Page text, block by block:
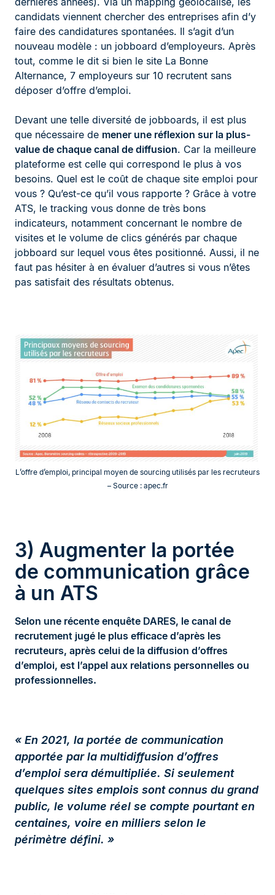
candidats viennent chercher des entreprises afin d’y
faire des candidatures spontanées. Il s’agit d’un
nouveau modèle : un jobboard d’employeurs. Après
tout, comme le dit si bien le site La Bonne
Alternance, 7 employeurs sur 10 recrutent sans
déposer d’offre d’emploi.
Devant une telle diversité de jobboards, il est plus
que nécessaire de mener une réflexion sur la plus-
value de chaque canal de diffusion. Car la meilleure
plateforme est celle qui correspond le plus à vos
besoins. Quel est le coût de chaque site emploi pour
vous ? Qu’est-ce qu’il vous rapporte ? Grâce à votre
ATS, le tracking vous donne de très bons
indicateurs, notamment concernant le nombre de
visites et le volume de clics générés par chaque
jobboard sur lequel vous êtes positionné. Aussi, il ne
faut pas hésiter à en évaluer d’autres si vous n’êtes
pas satisfait des résultats obtenus.
L’offre d’emploi, principal moyen de sourcing utilisés par les recruteurs
– Source : apec.fr
3) Augmenter la portée
de communication grâce
à un ATS
Selon une récente enquête DARES, le canal de
recrutement jugé le plus efficace d’après les
recruteurs, après celui de la diffusion d’offres
d’emploi, est l’appel aux relations personnelles ou
professionnelles.
« En 2021, la portée de communication
apportée par la multidiffusion d’offres
d’emploi sera démultipliée. Si seulement
quelques sites emplois sont connus du grand
public, le volume réel se compte pourtant en
centaines, voire en milliers selon le
périmètre défini. »